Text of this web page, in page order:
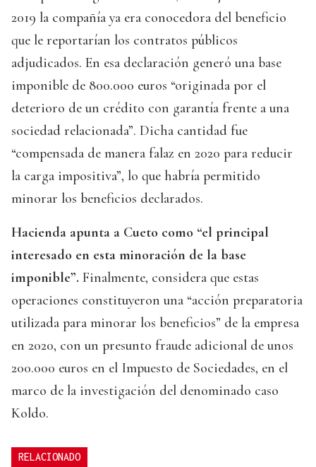
2019 la compañía ya era conocedora del beneficio
que le reportarían los contratos públicos
adjudicados. En esa declaración generó una base
imponible de 800.000 euros “originada por el
deterioro de un crédito con garantía frente a una
sociedad relacionada”. Dicha cantidad fue
“compensada de manera falaz en 2020 para reducir
la carga impositiva”, lo que habría permitido
minorar los beneficios declarados.
Hacienda apunta a Cueto como “el principal
interesado en esta minoración de la base
imponible”. Finalmente, considera que estas
operaciones constituyeron una “acción preparatoria
utilizada para minorar los beneficios” de la empresa
en 2020, con un presunto fraude adicional de unos
200.000 euros en el Impuesto de Sociedades, en el
marco de la investigación del denominado caso
Koldo.
RELACIONADO